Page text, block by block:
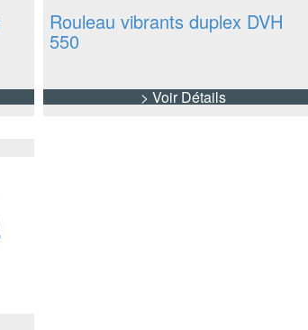
Rouleau vibrants duplex DVH
550
> Voir Détails